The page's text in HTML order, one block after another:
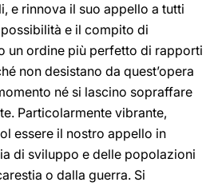
e rinnova il suo appello a tutti
e il compito di
un ordine più perfetto di rapporti
non desistano da quest’opera
né si lascino sopraffare
Particolarmente vibrante,
essere il nostro appello in
di sviluppo e delle popolazioni
o dalla guerra. Si